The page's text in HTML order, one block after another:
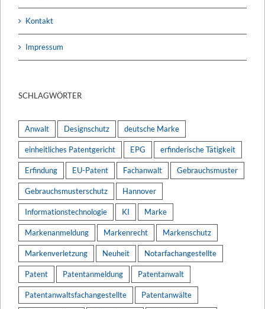
Kontakt
Impressum
SCHLAGWÖRTER
Anwalt Designschutz deutsche Marke
einheitliches Patentgericht EPG erfinderische Tätigkeit
Erfindung EU-Patent Fachanwalt Gebrauchsmuster
Gebrauchsmusterschutz Hannover
Informationstechnologie KI Marke
Markenanmeldung Markenrecht Markenschutz
Markenverletzung Neuheit Notarfachangestellte
Patent Patentanmeldung Patentanwalt
Patentanwaltsfachangestellte Patentanwälte